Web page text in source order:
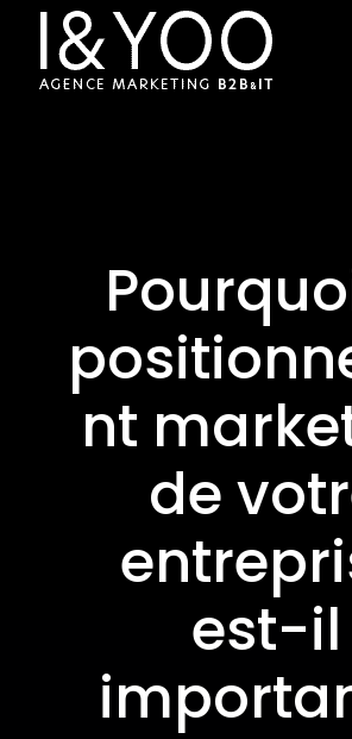
nt
de
est-il